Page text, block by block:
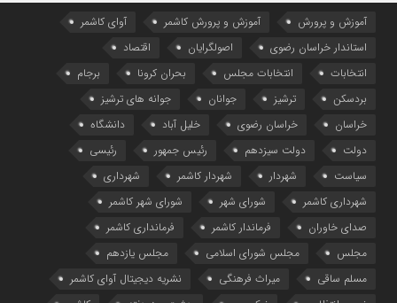
آموزش و پرورش آموزش و پرورش کاشمر
آوای کاشمر
استاندار خراسان رضوی
اصولگرایان
اقتصاد
انتخابات
انتخابات مجلس بحران کرونا
برجام
بردسکن
ترشیز جوانان
جوانه های ترشیز
خراسان
خراسان رضوی خلیل آباد
دانشگاه
دولت
دولت سیزدهم رئیس جمهور
رئیسی
سیاست
شهردار شهردار کاشمر
شهرداری
شهرداری کاشمر
شورای شهر
شورای شهر کاشمر
صدای خاوران
فرماندار کاشمر
فرمانداری کاشمر
مجلس
مجلس شورای اسلامی
مجلس یازدهم
مسلم ساقی
میراث فرهنگی
نشریه دیجیتال آوای کاشمر